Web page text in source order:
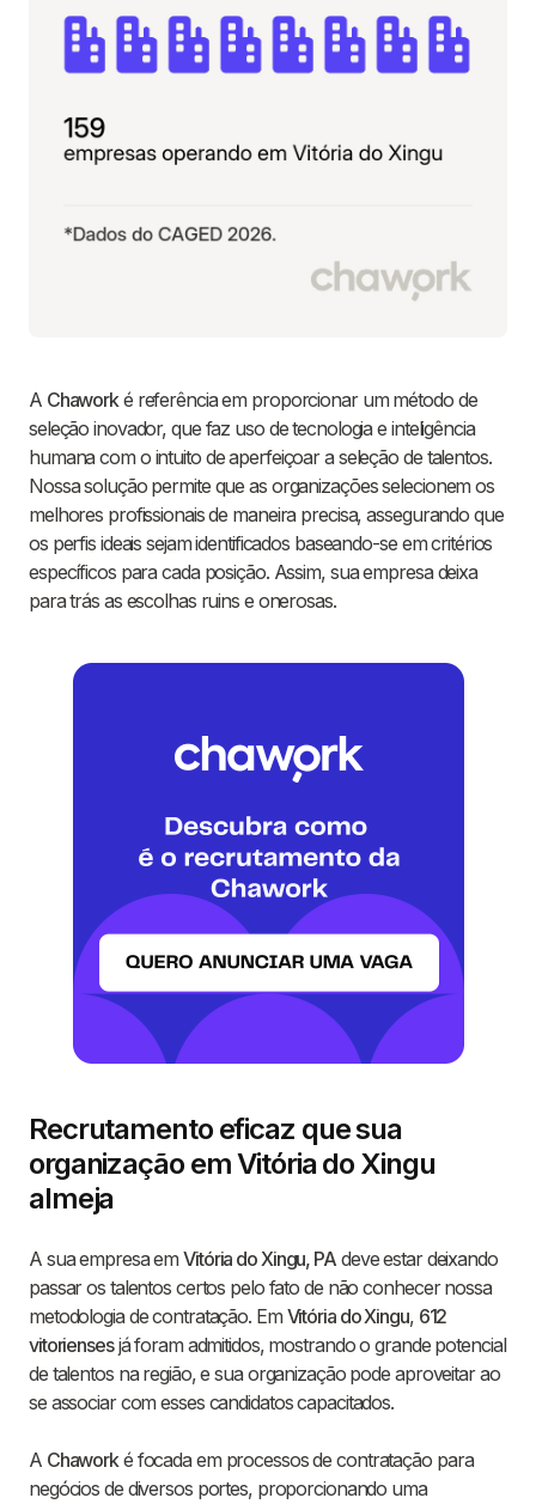
A Chaworké referência em proporcionar um método de
seleção inovador, que faz uso de tecnologia e inteligência
humana com o intuito de aperfeiçoar a seleção de talentos.
Nossa solução permite que as organizações selecionem os
melhores profissionais de maneira precisa, assegurando que
os perfis ideais sejam identificados baseando-se em critérios
específicos para cada posição. Assim, sua empresa deixa
para trás as escolhas ruins e onerosas.
Recrutamento eficaz que sua
organização em Vitória do Xingu
almeja
A sua empresa emVitória do Xingu, PAdeve estar deixando
passar os talentos certos pelo fato de não conhecer nossa
metodologia de contratação. Em Vitória do Xingu, 612
vitoriensesjá foram admitidos, mostrando o grande potencial
de talentos na região, e sua organização pode aproveitar ao
se associar com esses candidatos capacitados.
A Chaworké focada em processos de contratação para
negócios de diversos portes, proporcionando uma